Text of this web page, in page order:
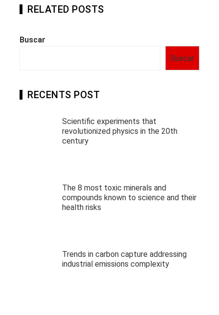
RELATED POSTS
Buscar
Buscar
RECENTS POST
Scientific experiments that
revolutionized physics in the 20th
century
The 8 most toxic minerals and
compounds known to science and their
health risks
Trends in carbon capture addressing
industrial emissions complexity